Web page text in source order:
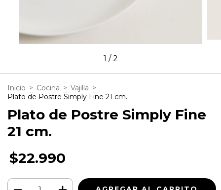
1 /2
Inicio > Cocina > Vajilla >
Plato de Postre Simply Fine 21 cm.
Plato de Postre Simply Fine
21 cm.
$22.990